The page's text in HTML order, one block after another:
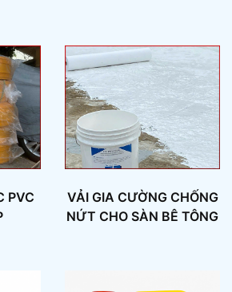
PVC
VẢI GIA CƯỜNG CHỐNG
NỨT CHO SÀN BÊ TÔNG